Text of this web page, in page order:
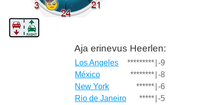
Aja erinevus Heerlen:
Los Angeles ********* -9
México
******** -8
New York
****** -6
Rio de Janeiro
***** -5